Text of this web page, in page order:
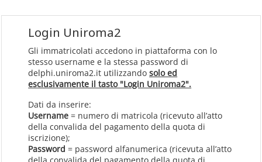
Login Uniroma2
Gli immatricolati accedono in piattaforma con lo
stesso username e la stessa password di
delphi.uniroma2.it utilizzandosolo ed
esclusivamente il tasto "Login Uniroma2".
Dati da inserire:
Username = numero di matricola (ricevuto all’atto
della convalida del pagamento della quota di
iscrizione);
Password = password alfanumerica (ricevuta all’atto
della convalida del pagamento della quota di